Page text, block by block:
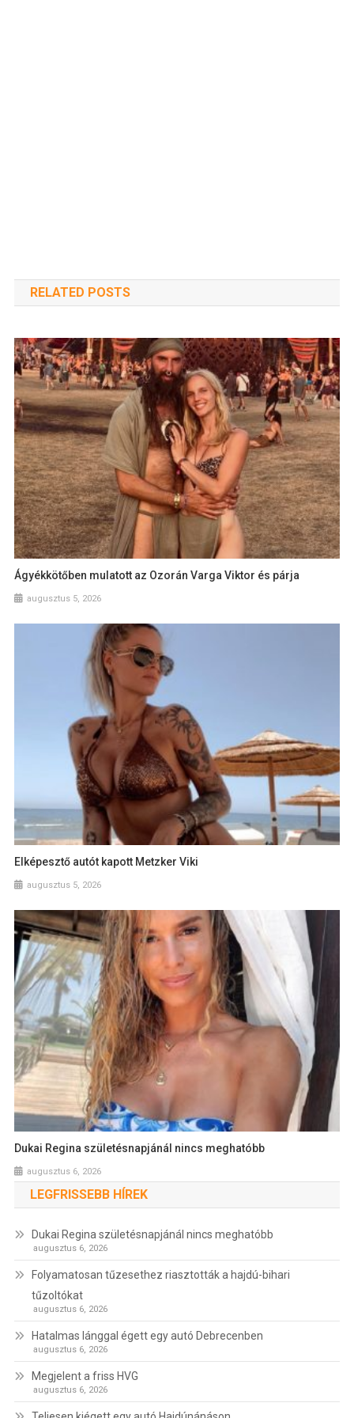
RELATED POSTS
Ágyékkötőben mulatott az Ozorán Varga Viktor és párja
augusztus 5, 2026
Elképesztő autót kapott Metzker Viki
augusztus 5, 2026
Dukai Regina születésnapjánál nincs meghatóbb
augusztus 6, 2026
LEGFRISSEBB HÍREK
Dukai Regina születésnapjánál nincs meghatóbb
augusztus 6, 2026
Folyamatosan tűzesethez riasztották a hajdú-bihari
tűzoltókat
augusztus 6, 2026
Hatalmas lánggal égett egy autó Debrecenben
augusztus 6, 2026
Megjelent a friss HVG
augusztus 6, 2026